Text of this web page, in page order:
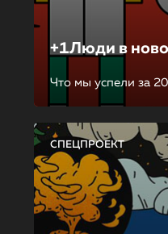
+1Люди в
Что мы успели за
СПЕЦПРОЕКТ